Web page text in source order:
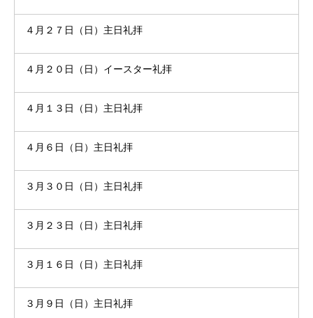
４月２７日（日）主日礼拝
４月２０日（日）イースター礼拝
４月１３日（日）主日礼拝
４月６日（日）主日礼拝
３月３０日（日）主日礼拝
３月２３日（日）主日礼拝
３月１６日（日）主日礼拝
３月９日（日）主日礼拝